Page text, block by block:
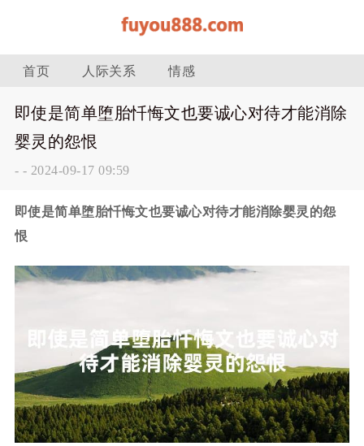
首页 人际关系 情感
即使是简单堕胎忏悔文也要诚心对待才能消除
婴灵的怨恨
- - 2024-09-17 09:59
即使是简单堕胎忏悔文也要诚心对待才能消除婴灵的怨
恨